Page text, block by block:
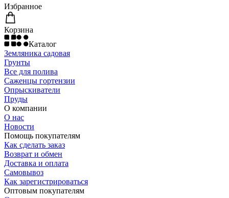
Избранное
Корзина
Каталог
Земляника садовая
Грунты
Все для полива
Саженцы гортензии
Опрыскиватели
Пруды
О компании
О нас
Новости
Помощь покупателям
Как сделать заказ
Возврат и обмен
Доставка и оплата
Самовывоз
Как зарегистрироваться
Оптовым покупателям